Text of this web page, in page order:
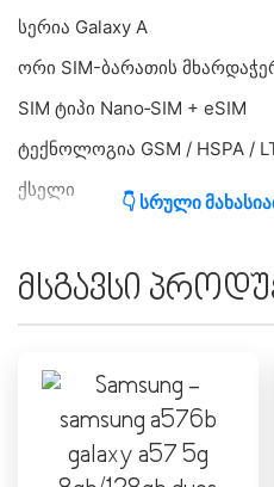
სერია Galaxy A
ორი SIM-ბარათის
SIM ტიპი Nano‑SIM + eSIM
ტექნოლოგია GSM / HSPA /
ქსელი
5G დიახ
დიაგონალი 6.7''
გარჩევადობა 1080 x 2340
სენსორული ეკრანი დიახ
👇 სრული
მსგავსი